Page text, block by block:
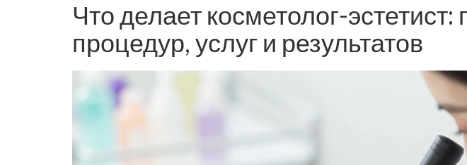
Что делает косметолог-
процедур, услуг и результатов